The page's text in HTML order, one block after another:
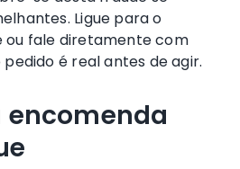
Ligue para o
fale diretamente com
é real antes de agir.
encomenda